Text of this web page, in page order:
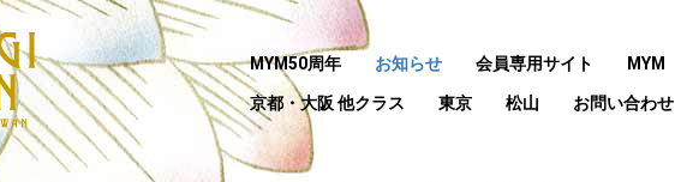
MYM50周年 お知らせ 会員専用サイト MYM
京都・大阪 他クラス 東京 松山 お問い合わせ